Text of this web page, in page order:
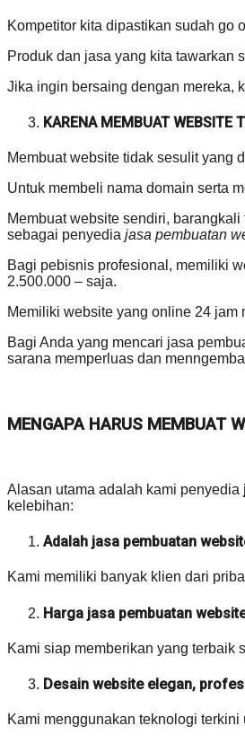
Kompetitor kita dipastikan sudah go
Produk dan jasa yang kita tawarkan
Jika ingin bersaing dengan mereka,
KARENA MEMBUAT WEBSITE
Membuat website tidak sesulit yang
Untuk membeli nama domain serta
Membuat website sendiri,
sebagai penyedia jasa pembuatan
Bagi pebisnis profesional, memiliki
2.500.000 – saja.
Memiliki website yang online 24 jam
Bagi Anda yang mencari jasa
sarana memperluas dan
MENGAPA HARUS MEMBUAT
Alasan utama adalah kami penyedia
kelebihan:
Adalah jasa pembuatan
Kami memiliki banyak klien dari
Harga jasa pembuatan
Kami siap memberikan yang terbaik
Desain website elegan,
Kami menggunakan teknologi